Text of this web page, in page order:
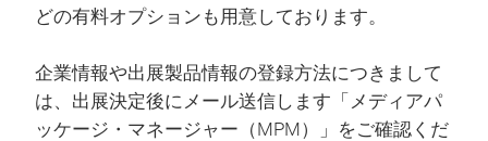
どの有料オプションも用意しております。
企業情報や出展製品情報の登録方法につきまして
は、出展決定後にメール送信します「メディアパ
ッケージ・マネージャー（MPM）」をご確認くだ